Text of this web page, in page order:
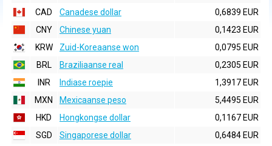
CAD
Canadese dollar
0,6839 EUR
CNY
Chinese yuan
0,1423 EUR
KRW
Zuid-Koreaanse won
0,0795 EUR
BRL
Braziliaanse real
0,2305 EUR
INR
Indiase roepie
1,3917 EUR
MXN
Mexicaanse peso
5,4495 EUR
HKD
Hongkongse dollar
0,1167 EUR
SGD
Singaporese dollar
0,6484 EUR